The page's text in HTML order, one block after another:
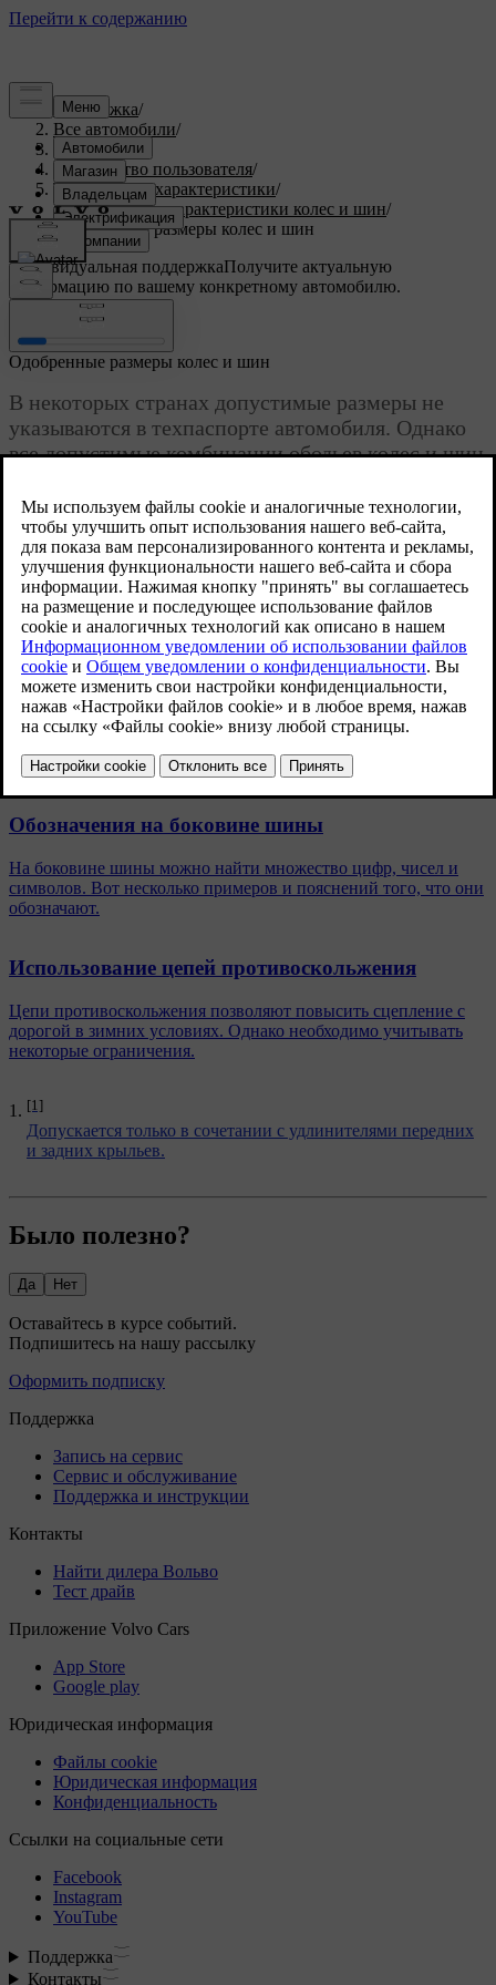
Поддержка/
Все автомобили/
XC90 2027/
Руководство пользователя/
Технические характеристики/
Технические характеристики колес и шин/
Одобренные размеры колес и шин
Индивидуальная поддержкаПолучите актуальную
информацию по вашему конкретному автомобилю.
Обновленная версия 30.03.2026
Одобренные размеры колес и шин
В некоторых странах допустимые размеры не
указываются в техпаспорте автомобиля. Однако
все допустимые комбинации ободьев колес и шин
Шина
Обод колеса
235/55 R19 8x19x42,5
275/45 R20[1]9x20x38,5
275/40 R21[1]9x21x38,5
275/35 R22[1]9x22x38,5
[1]
Допускается только в сочетании с удлинителями передних
и задних крыльев.
Похожие статьи
Обозначения на боковине шины
На боковине шины можно найти множество цифр, чисел и
символов. Вот несколько примеров и пояснений того, что они
обозначают.
Использование цепей противоскольжения
Цепи противоскольжения позволяют повысить сцепление с
дорогой в зимних условиях. Однако необходимо учитывать
некоторые ограничения.
Было полезно?
Да Нет